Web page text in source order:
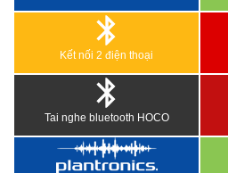
Kết nối 2 điện thoại
Tai nghe bluetooth HOCO